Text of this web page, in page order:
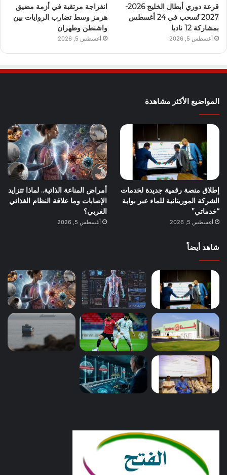
قرعة دوري أبطال الخليج 2026-
2027 تُسحب في 24 أغسطس
بمشاركة 12 ناديا
أغسطس 5, 2026
انفراجة مرتقبة في أزمة مضيق
هرمز وسط تضارب الروايات بين
واشنطن وطهران
أغسطس 5, 2026
المواضيع الأكثر مشاهدة
إطلاق منصة رقمية جديدة لخدمات
الشركة الموريتانية للماء عبر بوابة
“خدماتي”
أغسطس 5, 2026
أمراض المناعة الذاتية.. لماذا تتزايد
الإصابات وما علاقة النظام الغذائي
الغربي؟
أغسطس 5, 2026
شاهد أيضاً